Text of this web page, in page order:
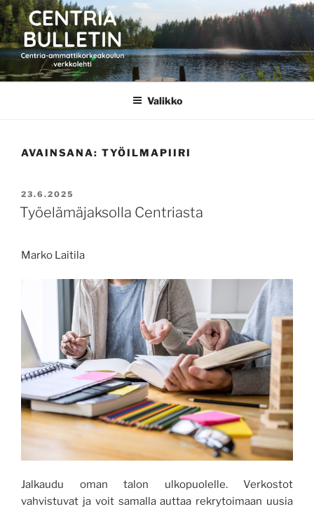
Siirry
sisältöön
CENTRIA BULLETIN
Valikko
AVAINSANA: TYÖILMAPIIRI
JULKAISTU
23.6.2025
Työelämäjaksolla Centriasta
Marko Laitila
Jalkaudu oman talon ulkopuolelle. Verkostot
vahvistuvat ja voit samalla auttaa rekrytoimaan uusia